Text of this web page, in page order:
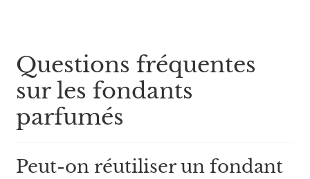
Questions fréquentes
sur les fondants
parfumés
Peut-on réutiliser un fondant